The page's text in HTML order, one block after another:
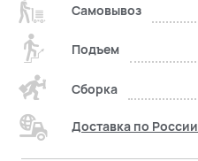
Самовывоз
Подъем
Сборка
Доставка по России